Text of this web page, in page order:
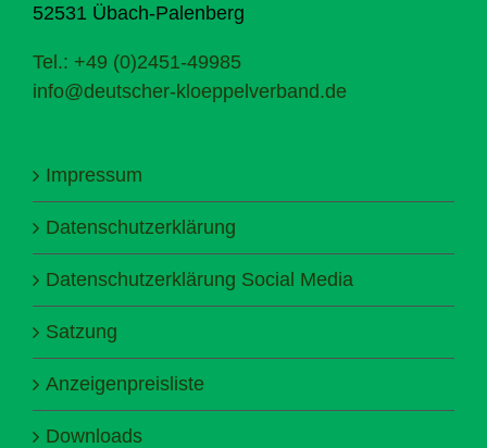
52531 Übach-Palenberg
Tel.: +49 (0)2451-49985
info@deutscher-kloeppelverband.de
Impressum
Datenschutzerklärung
Datenschutzerklärung Social Media
Satzung
Anzeigenpreisliste
Downloads